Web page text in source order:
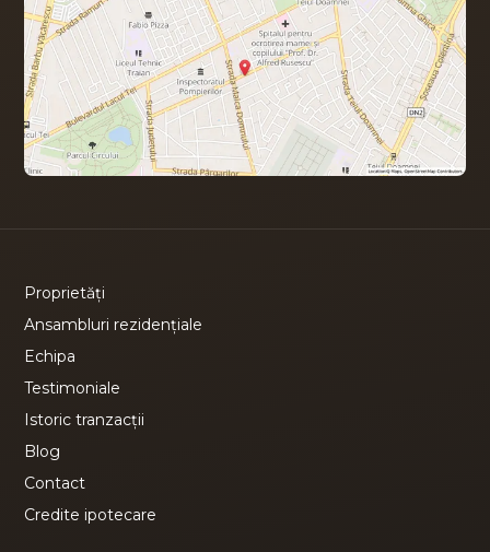
Proprietăți
Ansambluri rezidențiale
Echipa
Testimoniale
Istoric tranzacții
Blog
Contact
Credite ipotecare